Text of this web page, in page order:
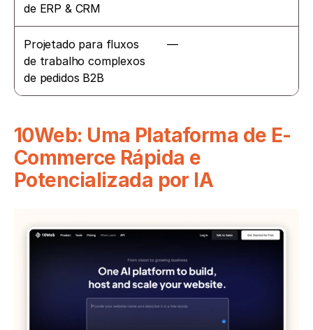
de ERP & CRM
Projetado para fluxos
de trabalho complexos
de pedidos B2B
—
10Web: Uma Plataforma de E-
Commerce Rápida e
Potencializada por IA